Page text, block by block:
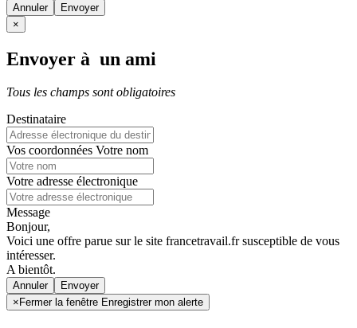
Annuler
×
Envoyer à un ami
Tous les champs sont obligatoires
Destinataire
Vos coordonnées Votre nom
Votre adresse électronique
Message
Bonjour,
Voici une offre parue sur le site francetravail.fr susceptible de vous
intéresser.
A bientôt.
Annuler
× Fermer la fenêtre Enregistrer mon alerte